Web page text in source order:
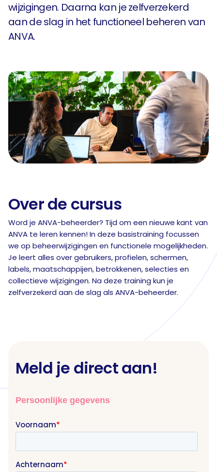
wijzigingen. Daarna kan je zelfverzekerd
aan de slag in het functioneel beheren van
ANVA.
Over de cursus
Word je ANVA-beheerder? Tijd om een nieuwe kant van
ANVA te leren kennen! In deze basistraining focussen
we op beheerwijzigingen en functionele mogelijkheden.
Je leert alles over gebruikers, profielen, schermen,
labels, maatschappijen, betrokkenen, selecties en
collectieve wijzigingen. Na deze training kun je
zelfverzekerd aan de slag als ANVA-beheerder.
Meld je direct aan!